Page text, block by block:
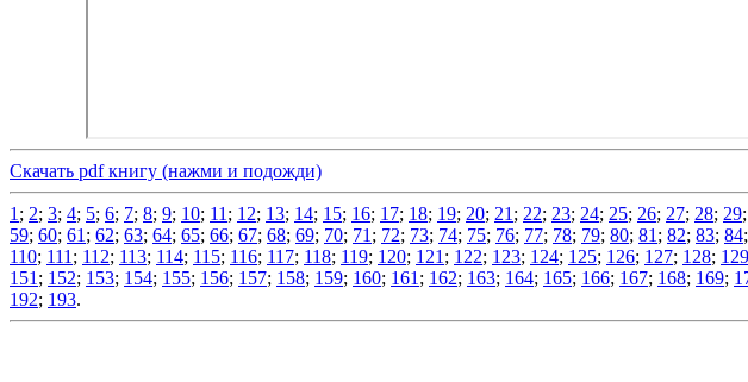
Скачать pdf книгу (нажми и подожди)
1 ; 2; 3; 4; 5; 6; 7; 8; 9; 10; 11 ; 12; 13; 14; 15; 16; 17; 18; 19; 20; 21 ; 22; 23; 24; 25; 26; 27; 28; 29;
59; 60; 61 ; 62; 63; 64; 65; 66; 67; 68; 69; 70; 71 ; 72; 73; 74; 75; 76; 77; 78; 79; 80; 81 ; 82; 83; 84;
110; 111 ; 112; 113; 114; 115; 116; 117; 118; 119; 120; 121 ; 122; 123; 124; 125; 126; 127; 128; 129
151 ; 152; 153; 154; 155; 156; 157; 158; 159; 160; 161 ; 162; 163; 164; 165; 166; 167; 168; 169;
192; 193.